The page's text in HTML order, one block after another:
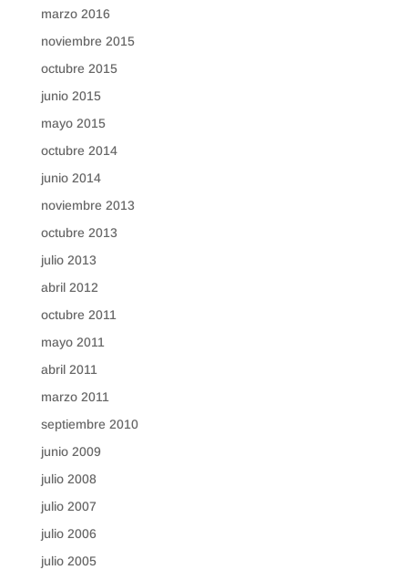
marzo 2016
noviembre 2015
octubre 2015
junio 2015
mayo 2015
octubre 2014
junio 2014
noviembre 2013
octubre 2013
julio 2013
abril 2012
octubre 2011
mayo 2011
abril 2011
marzo 2011
septiembre 2010
junio 2009
julio 2008
julio 2007
julio 2006
julio 2005